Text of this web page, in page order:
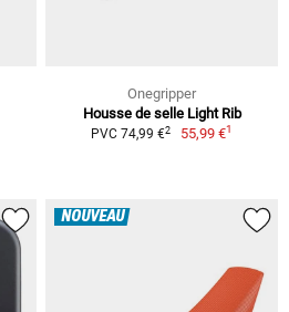
Onegripper
Housse de selle Light Rib
PVC 74,99 €2 55,99 €1
NOUVEAU